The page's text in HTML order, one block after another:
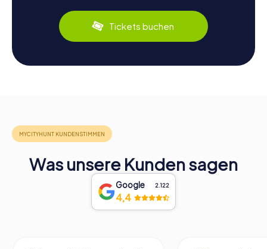
Tickets buchen
Was unsere Kunden sagen
Google 2.122
4,4